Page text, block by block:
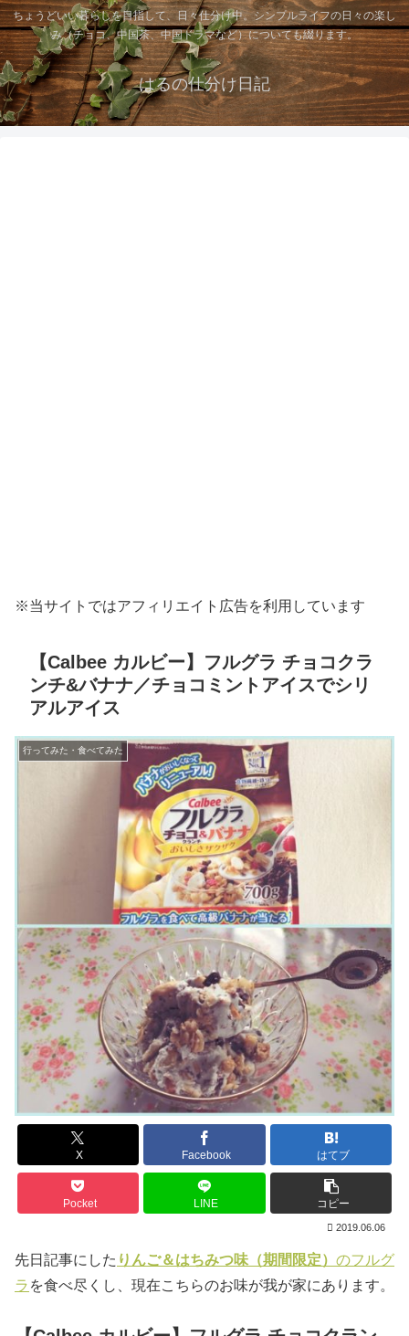
ちょうどいい暮らしを目指して、日々仕分け中。シンプルライフの日々の楽し
み（チョコ、中国茶、中国ドラマなど）についても綴ります。
はるの仕分け日記
※当サイトではアフィリエイト広告を利用しています
【Calbee カルビー】フルグラ チョコクラ
ンチ&バナナ／チョコミントアイスでシリ
アルアイス
行ってみた・食べてみた
X Facebook はてブ
Pocket LINE コピー
2019.06.06
先日記事にした りんご＆はちみつ味（期間限定） のフルグ
ラ を食べ尽くし、現在こちらのお味が我が家にあります。